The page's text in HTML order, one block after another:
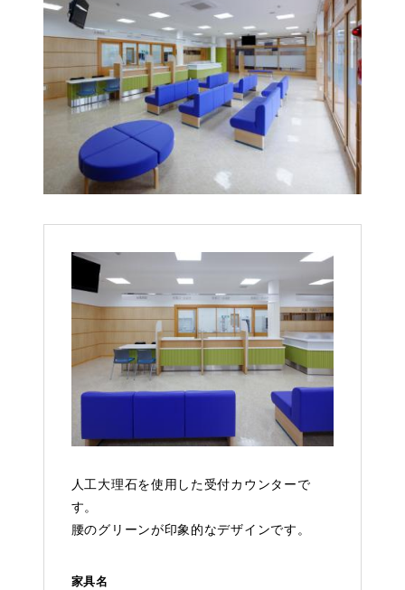
人工大理石を使用した受付カウンターで
す。
腰のグリーンが印象的なデザインです。
家具名